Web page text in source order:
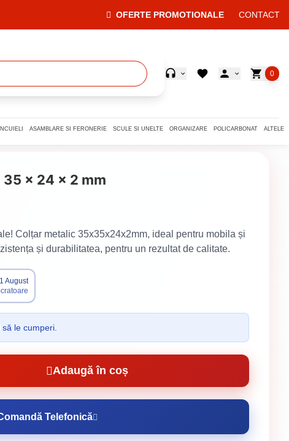
OFERTE PROMOTIONALE CONTACT
0
ASAMBLARE SI FERONERIE SCULE SI UNELTE ORGANIZARE POLICARBONAT ALTELE
x 24 x 2 mm
Colțar metalic 35x35x24x2mm, ideal pentru mobila și
și durabilitatea, pentru un rezultat de calitate.
August
le cumperi.
Adaugă în coș
Telefonică